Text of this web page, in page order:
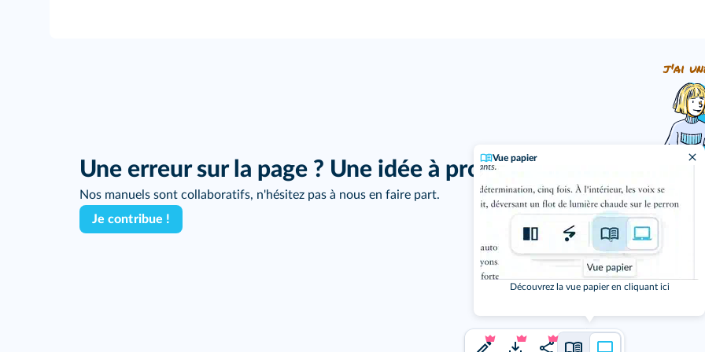
Vue papier
Découvrez la vue papier en cliquant ici
Une erreur sur la page ? Une idée à proposer ?
Nos manuels sont collaboratifs, n'hésitez pas à nous en faire part.
Je contribue !
j'ai